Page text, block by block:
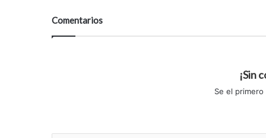
Comentarios
¡Sin
Se el